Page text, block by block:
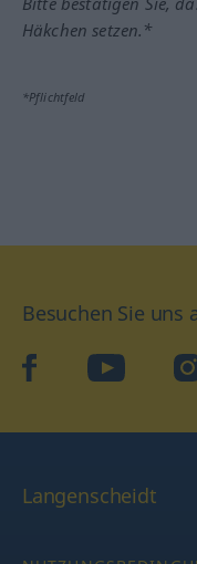
Häkchen setzen.*
*Pflichtfeld
Besuchen Sie uns
facebookYouTube
Langenscheidt